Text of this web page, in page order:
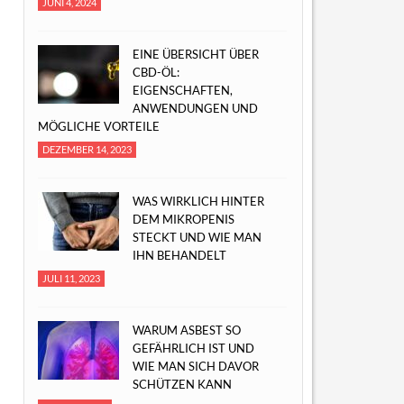
EINE ÜBERSICHT ÜBER
CBD-ÖL:
EIGENSCHAFTEN,
ANWENDUNGEN UND
MÖGLICHE VORTEILE
DEZEMBER 14, 2023
WAS WIRKLICH HINTER
DEM MIKROPENIS
STECKT UND WIE MAN
IHN BEHANDELT
JULI 11, 2023
WARUM ASBEST SO
GEFÄHRLICH IST UND
WIE MAN SICH DAVOR
SCHÜTZEN KANN